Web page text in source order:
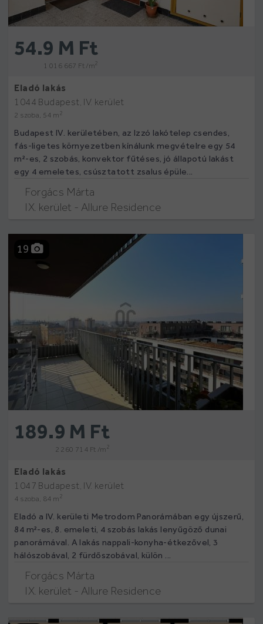
54.9 M Ft
1 016 667 Ft /m2
Eladó lakás
1044 Budapest, IV. kerület
2 szoba, 54 m 2
Budapest IV. kerületében, az Izzó lakótelep csendes,
fás-ligetes környezetben kínálunk megvételre egy 54
m²-es, 2 szobás, konvektor fűtéses, jó állapotú lakást
egy 4 emeletes, csúsztatott zsalus épüle...
Forgács Márta
IX. kerület - Allure Residence
19
189.9 M Ft
2 260 714 Ft /m 2
Eladó lakás
1047 Budapest, IV. kerület
4 szoba, 84 m2
Eladó a IV. kerületi Metrodom Panorámában egy újszerű,
84 m²-es, 8. emeleti, 4 szobás lakás lenyűgöző dunai
panorámával. A lakás nappali-konyha-étkezővel, 3
hálószobával, 2 fürdőszobával, külön ...
Forgács Márta
IX. kerület - Allure Residence